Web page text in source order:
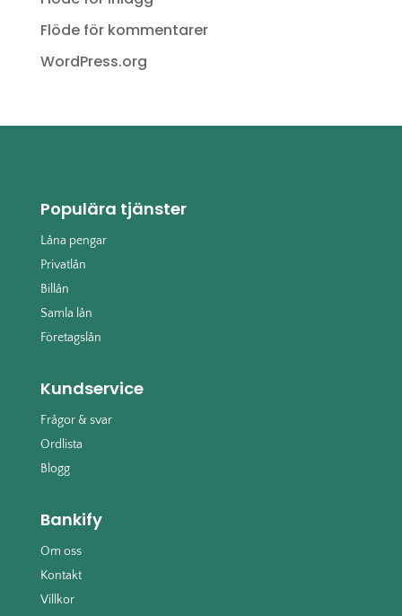
Flöde för kommentarer
WordPress.org
Populära tjänster
Låna pengar
Privatlån
Billån
Samla lån
Företagslån
Kundservice
Frågor & svar
Ordlista
Blogg
Bankify
Om oss
Kontakt
Villkor